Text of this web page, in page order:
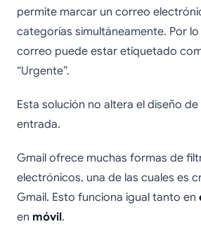
permite marcar un correo
categorías simultáneamente. Por
correo puede estar etiquetado
“Urgente”.
Esta solución no altera el diseño
entrada.
Gmail ofrece muchas formas de
electrónicos, una de las cuales es
Gmail. Esto funciona igual tanto en
en móvil.